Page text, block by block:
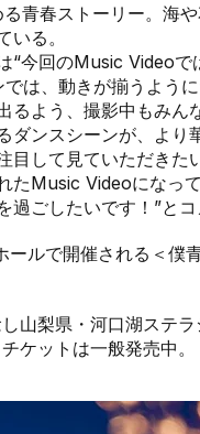
青春ストーリー。海
る。
今回のMusic Videoで
は、動きが揃うよう
るよう、撮影中もみん
ダンスシーンが、よ
して見ていただきた
たMusic Videoにな
ごしたいです！”とコ
ルで開催される＜僕
山梨県・河口湖ステ
ケットは一般発売中。